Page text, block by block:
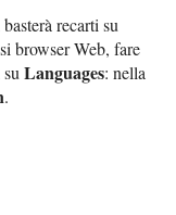
recarti su
browser Web, fare
suLanguages: nella
.